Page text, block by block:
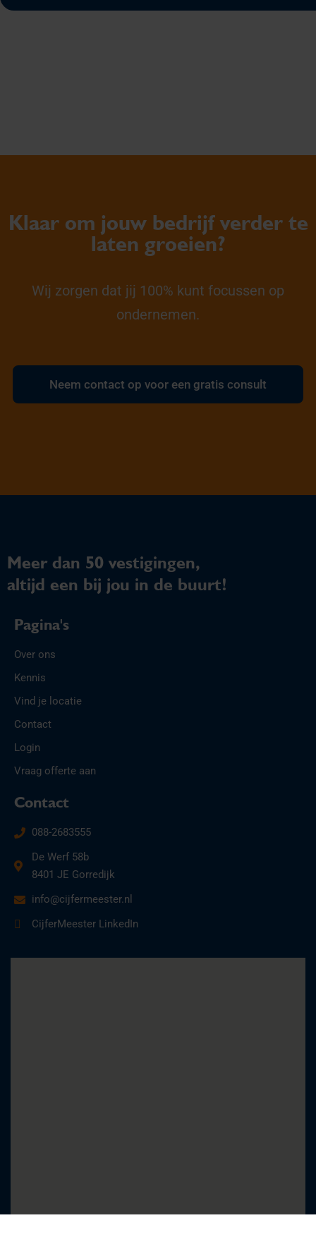
Klaar om jouw bedrijf verder te
laten groeien?
Wij zorgen dat jij 100% kunt focussen op
ondernemen.
Neem contact op voor een gratis consult
Meer dan 50 vestigingen,
altijd een bij jou in de buurt!
Pagina's
Over ons
Kennis
Vind je locatie
Contact
Login
Vraag offerte aan
Contact
088-2683555
De Werf 58b
8401 JE Gorredijk
info@cijfermeester.nl
CijferMeester LinkedIn